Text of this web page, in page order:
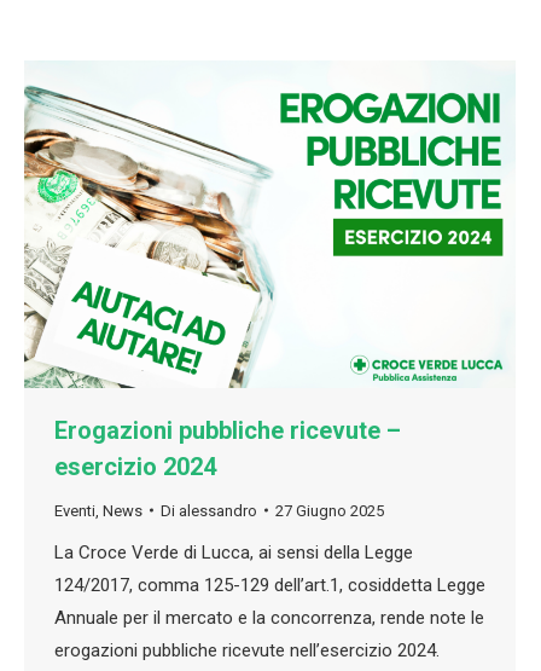
Erogazioni pubbliche ricevute –
esercizio 2024
Eventi News Di alessandro 27 Giugno 2025
La Croce Verde di Lucca, ai sensi della Legge
124/2017, comma 125-129 dell’art.1, cosiddetta Legge
Annuale per il mercato e la concorrenza, rende note le
erogazioni pubbliche ricevute nell’esercizio 2024.